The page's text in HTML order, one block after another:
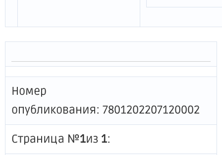
Номер
опубликования: 7801202207120002
Страница №1из 1: